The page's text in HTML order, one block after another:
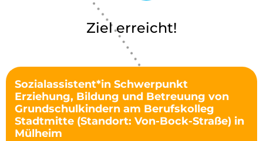
Ziel erreicht!
Sozialassistent*in Schwerpunkt
Erziehung, Bildung und Betreuung von
Grundschulkindern am Berufskolleg
Stadtmitte (Standort: Von-Bock-Straße) in
Mülheim